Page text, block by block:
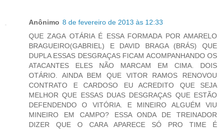
Anônimo 8 de fevereiro de 2013 às 12:33
QUE ZAGA OTÁRIA É ESSA FORMADA POR AMARELO
BRAGUEIRO(GABRIEL) E DAVID BRAGA (BRÁS) QUE
DUPLA ESSAS DESGRAÇAS FICAM ACOMPANHANDO OS
ATACANTES ELES NÃO MARCAM EM CIMA. DOIS
OTÁRIO. AINDA BEM QUE VITOR RAMOS RENOVOU
CONTRATO E CARDOSO EU ACREDITO QUE SEJA
MELHOR QUE ESSAS DUAS DESGRAÇAS QUE ESTÃO
DEFENDENDO O VITÓRIA. E MINEIRO ALGUÉM VIU
MINEIRO EM CAMPO? ESSA ONDA DE TREINADOR
DIZER QUE O CARA APARECE SÓ PRO TIME É